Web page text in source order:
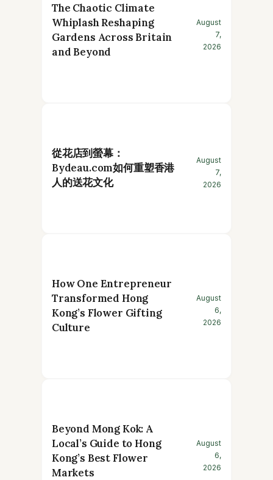
The Chaotic Climate
Whiplash Reshaping
Gardens Across Britain
and Beyond
August
7,
2026
從花店到螢幕：
Bydeau.com如何重塑香港
人的送花文化
August
7,
2026
How One Entrepreneur
Transformed Hong
Kong’s Flower Gifting
Culture
August
6,
2026
Beyond Mong Kok: A
Local’s Guide to Hong
Kong’s Best Flower
Markets
August
6,
2026